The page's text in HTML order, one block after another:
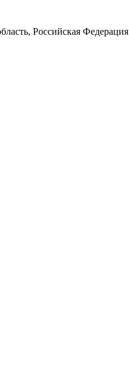
Российская Федерация